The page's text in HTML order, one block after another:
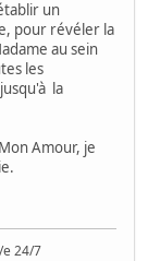
un
pour révéler la
au sein
les
la
Amour, je
e 24/7